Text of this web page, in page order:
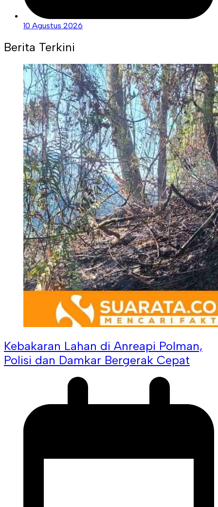
10 Agustus 2026
Berita Terkini
Kebakaran Lahan di Anreapi Polman,
Polisi dan Damkar Bergerak Cepat